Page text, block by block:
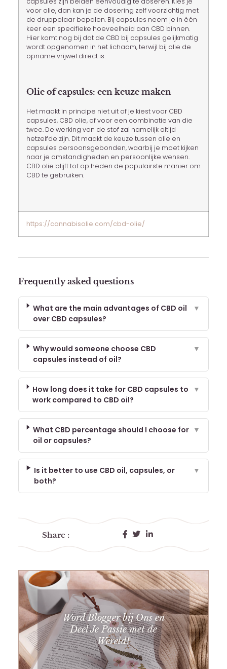
voor olie, dan kan je de dosering zelf voorzichtig met
de druppelaar bepalen. Bij capsules neem je in één
keer een specifieke hoeveelheid aan CBD binnen.
Hier komt nog bij dat de CBD bij capsules gelijkmatig
wordt opgenomen in het lichaam, terwijl bij olie de
opname vrijwel direct is.
Olie of capsules: een keuze maken
Het maakt in principe niet uit of je kiest voor CBD
capsules, CBD olie, of voor een combinatie van die
twee. De werking van de stof zal namelijk altijd
hetzelfde zijn. Dit maakt de keuze tussen olie en
capsules persoonsgebonden, waarbij je moet kijken
naar je omstandigheden en persoonlijke wensen.
CBD olie blijft tot op heden de populairste manier om
CBD te gebruiken.
https://cannabisolie.com/cbd-olie/
Frequently asked questions
What are the main advantages of CBD oil
over CBD capsules?
▼
Why would someone choose CBD
capsules instead of oil?
▼
How long does it take for CBD capsules to
work compared to CBD oil?
▼
What CBD percentage should I choose for
oil or capsules?
▼
Is it better to use CBD oil, capsules, or
both?
▼
Share :
Word Blogger bij Ons en
Deel Je Passie met de
Wereld!